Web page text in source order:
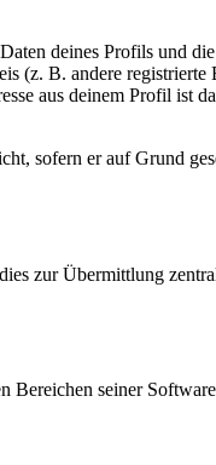
deines Profils und
(z. B. andere
aus deinem Profil ist
sofern er auf Grund
zur Übermittlung
seiner